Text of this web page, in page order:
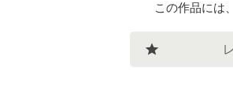
この作品には